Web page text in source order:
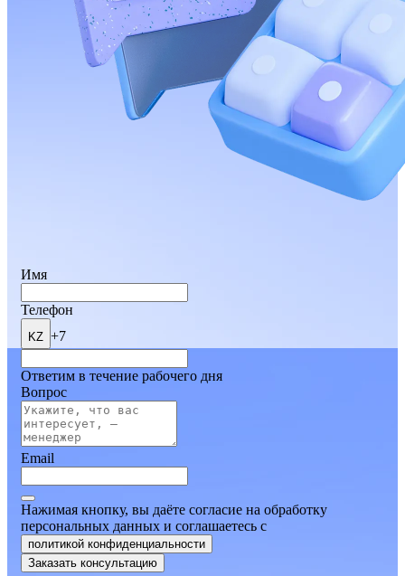
Имя
Телефон
KZ +7
Ответим в течение рабочего дня
Вопрос
Email
Нажимая кнопку, вы даёте согласие на обработку
персональных данных и соглашаетесь c
политикой конфиденциальности
Заказать консультацию